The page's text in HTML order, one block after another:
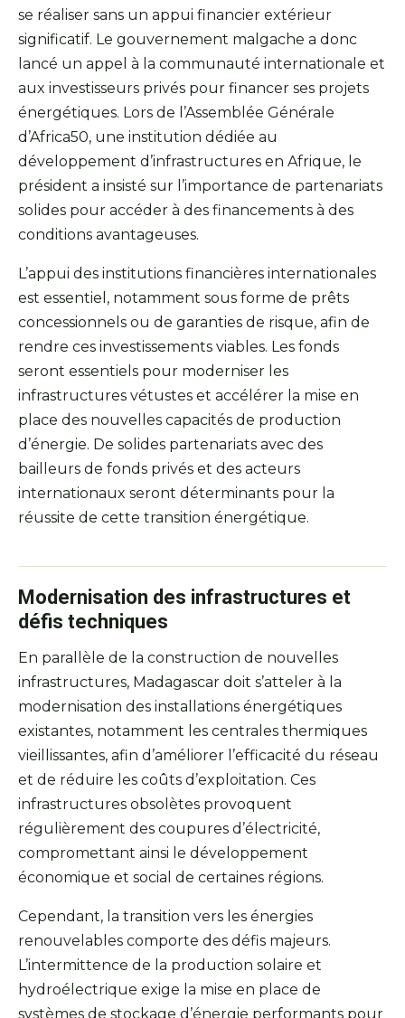
se réaliser sans un appui financier extérieur
significatif. Le gouvernement malgache a donc
lancé un appel à la communauté internationale et
aux investisseurs privés pour financer ses projets
énergétiques. Lors de l’Assemblée Générale
d’Africa50, une institution dédiée au
développement d’infrastructures en Afrique, le
président a insisté sur l’importance de partenariats
solides pour accéder à des financements à des
conditions avantageuses.
L’appui des institutions financières internationales
est essentiel, notamment sous forme de prêts
concessionnels ou de garanties de risque, afin de
rendre ces investissements viables. Les fonds
seront essentiels pour moderniser les
infrastructures vétustes et accélérer la mise en
place des nouvelles capacités de production
d’énergie. De solides partenariats avec des
bailleurs de fonds privés et des acteurs
internationaux seront déterminants pour la
réussite de cette transition énergétique.
Modernisation des infrastructures et
défis techniques
En parallèle de la construction de nouvelles
infrastructures, Madagascar doit s’atteler à la
modernisation des installations énergétiques
existantes, notamment les centrales thermiques
vieillissantes, afin d’améliorer l’efficacité du réseau
et de réduire les coûts d’exploitation. Ces
infrastructures obsolètes provoquent
régulièrement des coupures d’électricité,
compromettant ainsi le développement
économique et social de certaines régions.
Cependant, la transition vers les énergies
renouvelables comporte des défis majeurs.
L’intermittence de la production solaire et
hydroélectrique exige la mise en place de
systèmes de stockage d’énergie performants pour